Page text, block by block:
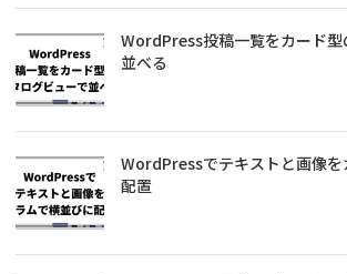
WordPress投稿一覧をカード型
並べる
WordPressでテキストと画像を
配置